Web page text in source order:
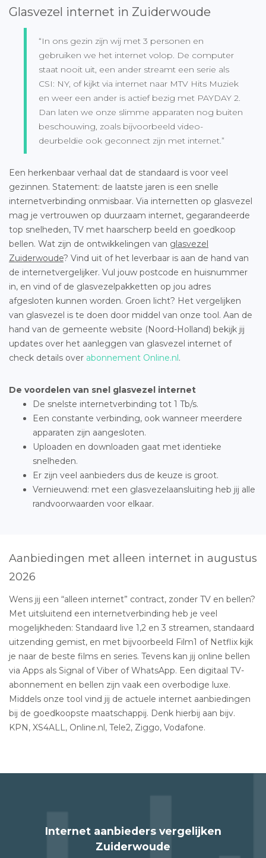
Glasvezel internet in Zuiderwoude
“In ons gezin zijn wij met 3 personen en
gebruiken we het internet volop. De computer
staat nooit uit, een ander streamt een serie als
CSI: NY, of kijkt via internet naar MTV Hits Muziek
en weer een ander is actief bezig met PAYDAY 2.
Dan laten we onze slimme apparaten nog buiten
beschouwing, zoals bijvoorbeeld video-
deurbeldie ook geconnect zijn met internet.”
Een herkenbaar verhaal dat de standaard is voor veel
gezinnen. Statement: de laatste jaren is een snelle
internetverbinding onmisbaar. Via internetten op glasvezel
mag je vertrouwen op duurzaam internet, gegarandeerde
top snelheden, TV met haarscherp beeld en goedkoop
bellen. Wat zijn de ontwikkelingen van glasvezel
Zuiderwoude? Vind uit of het leverbaar is aan de hand van
de internetvergelijker. Vul jouw postcode en huisnummer
in, en vind of de glasvezelpakketten op jou adres
afgesloten kunnen worden. Groen licht? Het vergelijken
van glasvezel is te doen door middel van onze tool. Aan de
hand van de gemeente website (Noord-Holland) bekijk jij
updates over het aanleggen van glasvezel internet of
check details over abonnement Online.nl.
De voordelen van snel glasvezel internet
De snelste internetverbinding tot 1 Tb/s.
Een constante verbinding, ook wanneer meerdere
apparaten zijn aangesloten.
Uploaden en downloaden gaat met identieke
snelheden.
Er zijn veel aanbieders dus de keuze is groot.
Vernieuwend: met een glasvezelaansluiting heb jij alle
randvoorwaarden voor elkaar.
Aanbiedingen met alleen internet in augustus
2026
Wens jij een “alleen internet” contract, zonder TV en bellen?
Met uitsluitend een internetverbinding heb je veel
mogelijkheden: Standaard live 1,2 en 3 streamen, standaard
uitzending gemist, en met bijvoorbeeld Film1 of Netflix kijk
je naar de beste films en series. Tevens kan jij online bellen
via Apps als Signal of Viber of WhatsApp. Een digitaal TV-
abonnement en bellen zijn vaak een overbodige luxe.
Middels onze tool vind jij de actuele internet aanbiedingen
bij de goedkoopste maatschappij. Denk hierbij aan bijv.
KPN, XS4ALL, Online.nl, Tele2, Ziggo, Vodafone.
Internet aanbieders vergelijken
Zuiderwoude